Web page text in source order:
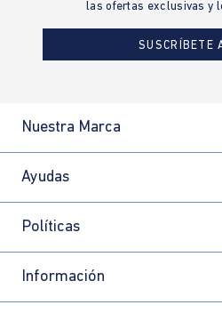
las ofertas exclusivas y
SUSCRÍBETE
Nuestra Marca
Ayudas
Políticas
Información